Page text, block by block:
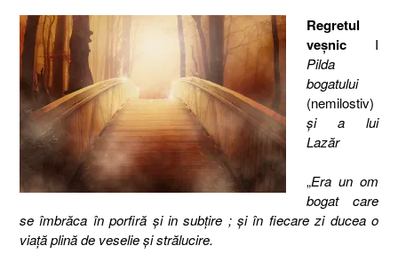
Regretul
veşnicI
Pilda
bogatului
(nemilostiv)
și a lui
Lazăr
„Era un om
bogat care
se îmbrăca în porfiră şi in subţire ; şi în fiecare zi ducea o
viaţă plină de veselie şi strălucire.